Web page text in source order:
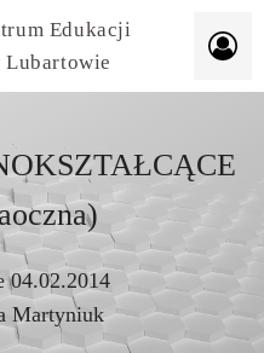
Edukacji
Lubartowie
04.02.2014
Martyniuk